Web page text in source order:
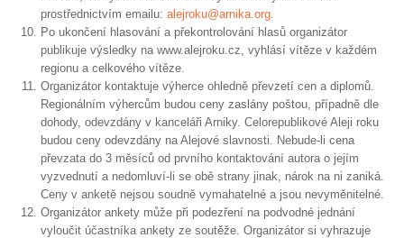
prostřednictvím emailu: alejroku@arnika.org.
Po ukončení hlasování a překontrolování hlasů organizátor
publikuje výsledky na www.alejroku.cz, vyhlásí vítěze v každém
regionu a celkového vítěze.
Organizátor kontaktuje výherce ohledně převzetí cen a diplomů.
Regionálním výhercům budou ceny zaslány poštou, případně dle
dohody, odevzdány v kanceláři Arniky. Celorepublikové Aleji roku
budou ceny odevzdány na Alejové slavnosti. Nebude-li cena
převzata do 3 měsíců od prvního kontaktování autora o jejím
vyzvednutí a nedomluví-li se obě strany jinak, nárok na ni zaniká.
Ceny v anketě nejsou soudně vymahatelné a jsou nevyměnitelné.
Organizátor ankety může při podezření na podvodné jednání
vyloučit účastníka ankety ze soutěže. Organizátor si vyhrazuje